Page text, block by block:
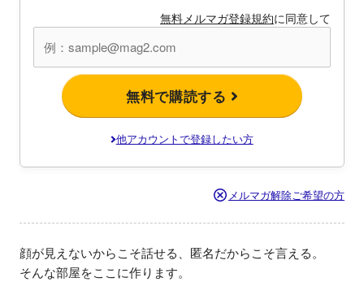
無料メルマガ登録規約に同意して
無料で購読する
他アカウントで登録したい方
メルマガ解除ご希望の方
顔が見えないからこそ話せる、匿名だからこそ言える。
そんな部屋をここに作ります。